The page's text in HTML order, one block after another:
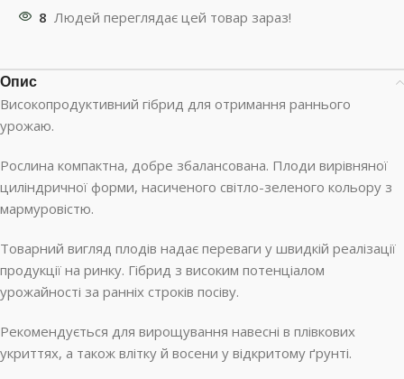
8 Людей переглядає цей товар зараз!
Опис
Високопродуктивний гібрид для отримання раннього
урожаю.
Рослина компактна, добре збалансована. Плоди вирівняної
циліндричної форми, насиченого світло-зеленого кольору з
мармуровістю.
Товарний вигляд плодів надає переваги у швидкій реалізації
продукції на ринку. Гібрид з високим потенціалом
урожайності за ранніх строків посіву.
Рекомендується для вирощування навесні в плівкових
укриттях, а також влітку й восени у відкритому ґрунті.